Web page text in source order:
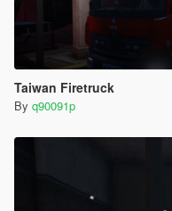
Taiwan Firetruck
By q90091p